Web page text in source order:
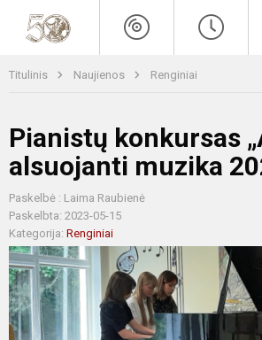
Titulinis Naujienos Renginiai
Pianistų konkursas
alsuojanti muzika
Paskelbė : Laima Raubienė
Paskelbta: 2023-05-15
Kategorija: Renginiai